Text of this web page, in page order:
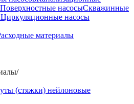
Поверхностные насосыСкважинные
Циркуляционные насосы
/
(стяжки) нейлоновые